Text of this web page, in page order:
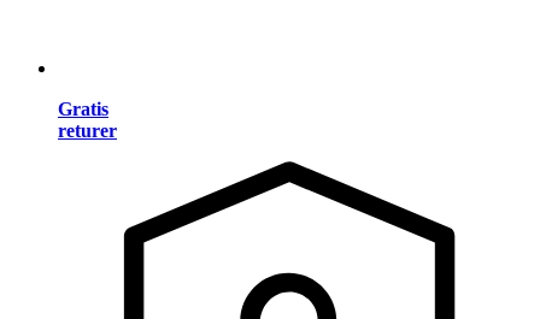
Gratis
returer